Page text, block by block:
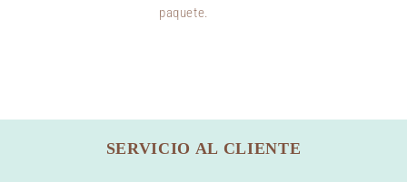
paquete.
SERVICIO AL CLIENTE